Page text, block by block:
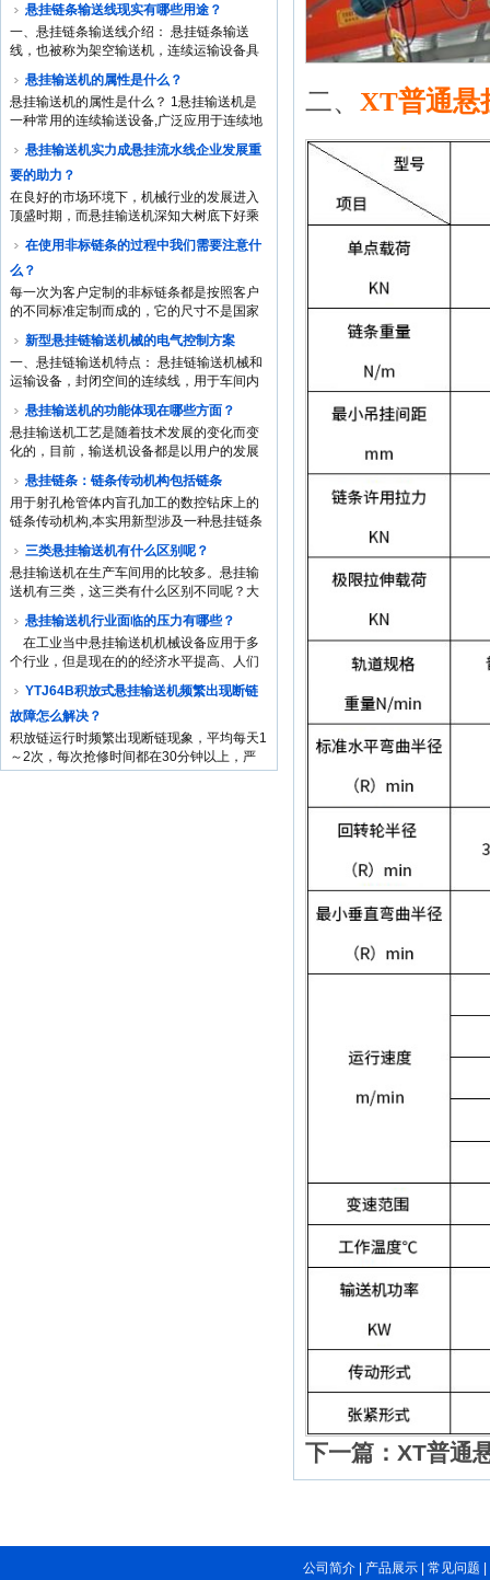
悬挂链条输送线现实有哪些用途？
一、悬挂链条输送线介绍： 悬挂链条输送
线，也被称为架空输送机，连续运输设备具
间，工件搬送物品的连续流动，过车嗯在
水...
悬挂输送机的属性是什么？
悬挂输送机的属性是什么？ 1悬挂输送机是
一种常用的连续输送设备,广泛应用于连续地
的散装物料,也可在各个工业部门的...
悬挂输送机实力成悬挂流水线企业发展重
要的助力？
在良好的市场环境下，机械行业的发展进入
顶盛时期，而悬挂输送机深知大树底下好乘
的努力去弥补不足，以更好的姿态是面对
任...
在使用非标链条的过程中我们需要注意什
么？
每一次为客户定制的非标链条都是按照客户
的不同标准定制而成的，它的尺寸不是国家
放心，和国标链条的质量都是一样的，今
天...
新型悬挂链输送机械的电气控制方案
一、悬挂链输送机特点： 悬挂链输送机械和
运输设备，封闭空间的连续线，用于车间内
在水路运输中，可以对工件进行各种工...
悬挂输送机的功能体现在哪些方面？
悬挂输送机工艺是随着技术发展的变化而变
化的，目前，输送机设备都是以用户的发展
度、连续化以及自动化机械产品设计组合式
模...
悬挂链条：链条传动机构包括链条
用于射孔枪管体内盲孔加工的数控钻床上的
链条传动机构,本实用新型涉及一种悬挂链条
控钻床上的刀头与主链轮之间的距离较...
三类悬挂输送机有什么区别呢？
悬挂输送机在生产车间用的比较多。悬挂输
送机有三类，这三类有什么区别不同呢？大
悬挂输送机行业面临的压力有哪些？
在工业当中悬挂输送机机械设备应用于多
个行业，但是现在的的经济水平提高、人们
产，不经不在仅...
YTJ64B积放式悬挂输送机频繁出现断链
故障怎么解决？
积放链运行时频繁出现断链现象，平均每天1
～2次，每次抢修时间都在30分钟以上，严
重影响了装焊车间的生产节拍。发生断链故
二、 XT普通悬
下一篇：XT普通
公司简介| 产品展示| 常见问题